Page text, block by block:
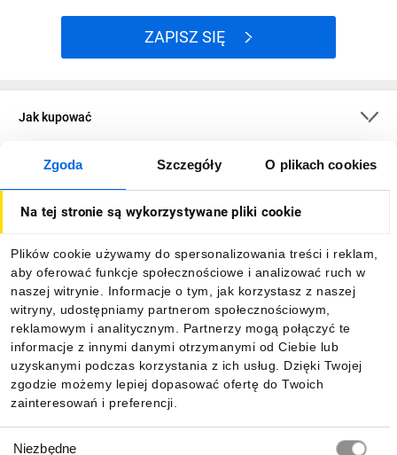
Zgoda Szczegóły O plikach cookies
Na tej stronie są wykorzystywane pliki cookie
Plików cookie używamy do spersonalizowania treści i reklam,
aby oferować funkcje społecznościowe i analizować ruch w
naszej witrynie. Informacje o tym, jak korzystasz z naszej
witryny, udostępniamy partnerom społecznościowym,
reklamowym i analitycznym. Partnerzy mogą połączyć te
informacje z innymi danymi otrzymanymi od Ciebie lub
uzyskanymi podczas korzystania z ich usług. Dzięki Twojej
zgodzie możemy lepiej dopasować ofertę do Twoich
zainteresowań i preferencji.
Niezbędne
ZAPISZ SIĘ
Jak kupować
O firmie
Informacje
Pobierz naszą aplikację mobilną: